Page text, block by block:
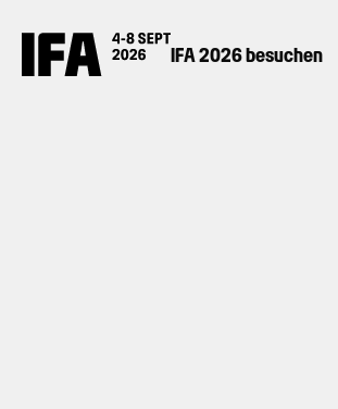
IFA 2026 besuchen